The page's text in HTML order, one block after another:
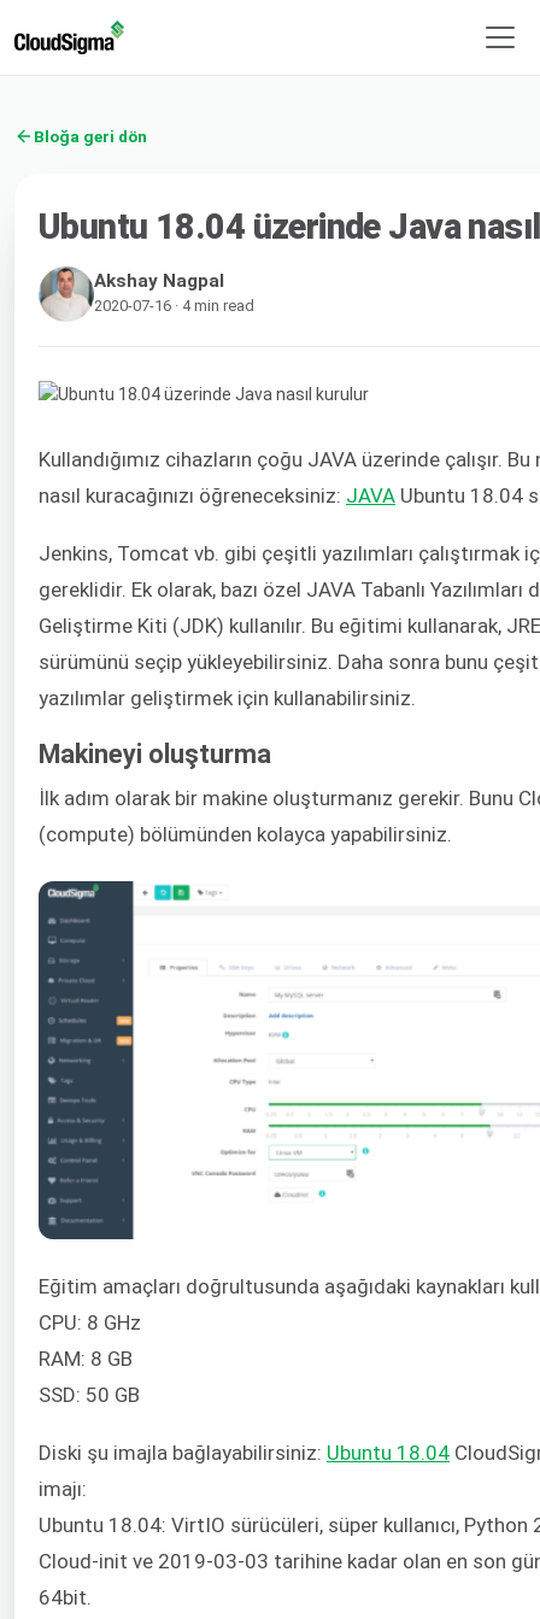
Bloğa geri dön
Ubuntu 18.04 üzerinde Java
Akshay Nagpal
2020-07-16 · 4 min read
Kullandığımız cihazların çoğu JAVA üzerinde çalışır.
nasıl kuracağınızı öğreneceksiniz: JAVA Ubuntu 18.04
Jenkins, Tomcat vb. gibi çeşitli yazılımları çalıştırmak
gereklidir. Ek olarak, bazı özel JAVA Tabanlı
Geliştirme Kiti (JDK) kullanılır. Bu eğitimi kullanarak,
sürümünü seçip yükleyebilirsiniz. Daha sonra bunu
yazılımlar geliştirmek için kullanabilirsiniz.
Makineyi oluşturma
İlk adım olarak bir makine oluşturmanız gerekir. Bunu
(compute) bölümünden kolayca yapabilirsiniz.
Eğitim amaçları doğrultusunda aşağıdaki kaynakları
CPU: 8 GHz
RAM: 8 GB
SSD: 50 GB
Diski şu imajla bağlayabilirsiniz: Ubuntu 18.04
imajı:
Ubuntu 18.04: VirtIO sürücüleri, süper kullanıcı, Python
Cloud-init ve 2019-03-03 tarihine kadar olan en son
64bit.